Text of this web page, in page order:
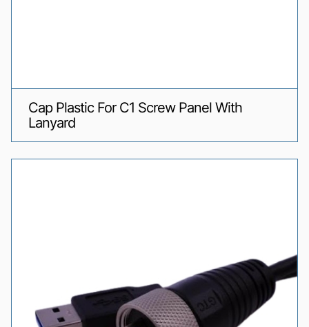
Cap Plastic For C1 Screw Panel With
Lanyard